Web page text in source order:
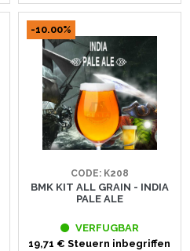
-10.00%
CODE: K208
BMK KIT ALL GRAIN - INDIA
PALE ALE
VERFUGBAR
19,71 € Steuern inbegriffen